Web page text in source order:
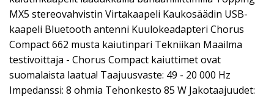
MX5 stereovahvistin Virtakaapeli Kaukosäädin USB-
kaapeli Bluetooth antenni Kuulokeadapteri Chorus
Compact 662 musta kaiutinpari Tekniikan Maailma
testivoittaja - Chorus Compact kaiuttimet ovat
suomalaista laatua! Taajuusvaste: 49 - 20 000 Hz
Impedanssi: 8 ohmia Tehonkesto 85 W Jakotaajuudet: